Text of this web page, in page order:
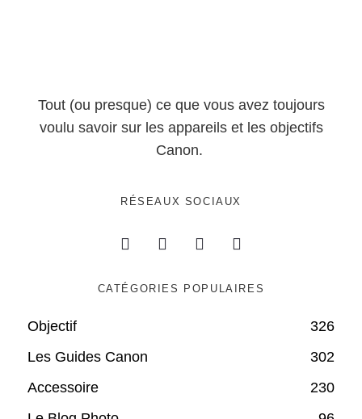
Tout (ou presque) ce que vous avez toujours
voulu savoir sur les appareils et les objectifs
Canon.
RÉSEAUX SOCIAUX
CATÉGORIES POPULAIRES
Objectif
326
Les Guides Canon
302
Accessoire
230